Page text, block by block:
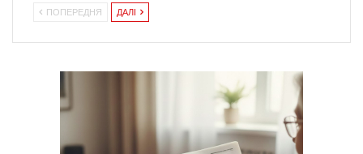
ПОПЕРЕДНЯ ДАЛІ